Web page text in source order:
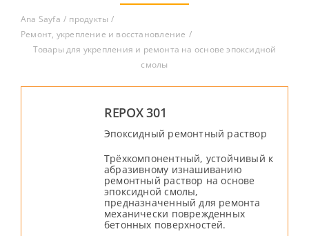
Контакты
Ana Sayfa
продукты
Ремонт, укрепление и восстановление
Товары для укрепления и ремонта на основе эпоксидной
смолы
REPOX 301
Эпоксидный ремонтный раствор
Трёхкомпонентный, устойчивый к
абразивному изнашиванию
ремонтный раствор на основе
эпоксидной смолы,
предназначенный для ремонта
механически поврежденных
бетонных поверхностей.